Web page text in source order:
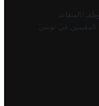
المتقاعد
المقيمين في تونس